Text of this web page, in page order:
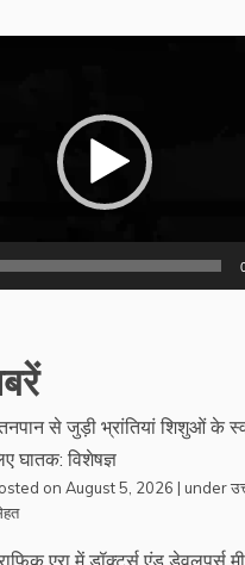
से जुड़ी भ्रांतियां शिशुओं के
घातक: विशेषज्ञ
on August 5, 2026 | under
एरा में डॉक्टर्स एंड डेवलपर्स